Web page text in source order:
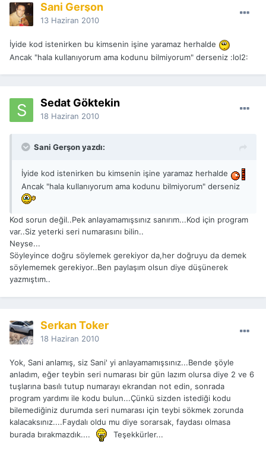
Sani Gerşon
13 Haziran 2010
İyide kod istenirken bu kimsenin işine yaramaz herhalde
Ancak "hala kullanıyorum ama kodunu bilmiyorum" derseniz :lol2:
Sedat Göktekin
18 Haziran 2010
Sani Gerşon yazdı:
İyide kod istenirken bu kimsenin işine yaramaz herhalde
Ancak "hala kullanıyorum ama kodunu bilmiyorum" derseniz
Kod sorun değil..Pek anlayamamışsınız sanırım...Kod için program
var..Siz yeterki seri numarasını bilin..
Neyse...
Söyleyince doğru söylemek gerekiyor da,her doğruyu da demek
söylememek gerekiyor..Ben paylaşım olsun diye düşünerek
yazmıştım..
Serkan Toker
18 Haziran 2010
Yok, Sani anlamış, siz Sani' yi anlayamamışsınız...Bende şöyle
anladım, eğer teybin seri numarası bir gün lazım olursa diye 2 ve 6
tuşlarına basılı tutup numarayı ekrandan not edin, sonrada
program yardımı ile kodu bulun...Çünkü sizden istediği kodu
bilemediğiniz durumda seri numarası için teybi sökmek zorunda
kalacaksınız....Faydalı oldu mu diye sorarsak, faydası olmasa
burada bırakmazdık....
Teşekkürler...